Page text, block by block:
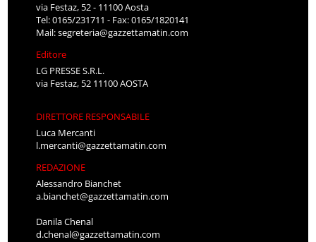
via Festaz, 52 - 11100 Aosta
Tel: 0165/231711 - Fax: 0165/1820141
Mail:segreteria@gazzettamatin.com
Editore
LG PRESSE S.R.L.
via Festaz, 52 11100 AOSTA
DIRETTORE RESPONSABILE
Luca Mercanti
l.mercanti@gazzettamatin.com
REDAZIONE
Alessandro Bianchet
a.bianchet@gazzettamatin.com
Danila Chenal
d.chenal@gazzettamatin.com